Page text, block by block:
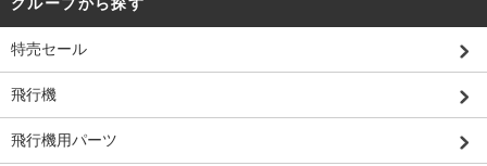
特売セール
飛行機
飛行機用パーツ